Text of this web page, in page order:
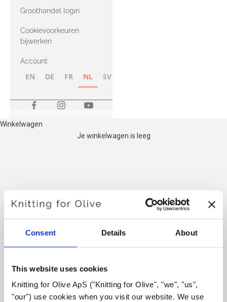
Consent Details About
This website uses cookies
Knitting for Olive ApS ("Knitting for Olive", "we", "us",
"our") use cookies when you visit our website. We use
met Heavy
Merino
Groothandel login
Cookievoorkeuren
bijwerken
Account
EN DE FR NL SV
Winkelwagen
Je winkelwagen is leeg
HET ONDERSTAANDE
COMPATIBLE CASHMERE IS
COMPATIBEL MET DEZE
MERINO
COMPATIBLE CASHMERE
MET MERINO - TRENCHCOAT